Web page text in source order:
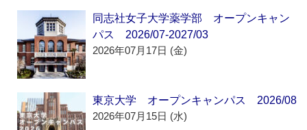
同志社女子大学薬学部 オープンキャン
パス 2026/07-2027/03
2026年07月17日 (金)
東京大学 オープンキャンパス 2026/08
2026年07月15日 (水)